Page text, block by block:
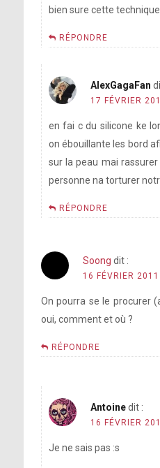
bien sure cette
RÉPONDRE
AlexGagaFan
17 FÉVRIER
en fai c du silicone ke
on ébouillante les bord
sur la peau mai
personne na torturer
RÉPONDRE
Soong dit :
16 FÉVRIER
On pourra se le procurer
oui, comment et où ?
RÉPONDRE
Antoine dit :
16 FÉVRIER
Je ne sais pas :s